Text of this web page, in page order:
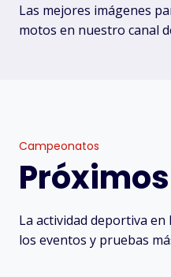
Las mejores imágenes
motos en nuestro canal
Campeonatos
La actividad deportiva en
los eventos y pruebas